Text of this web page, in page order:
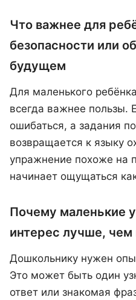
Что важнее для
безопасности или
будущем
Для маленького
всегда важнее пользы.
ошибаться, а задания
возвращается к языку
упражнение похоже на
начинает ощущаться
Почему маленькие
интерес лучше, чем
Дошкольнику нужен
Это может быть один
ответ или знакомая